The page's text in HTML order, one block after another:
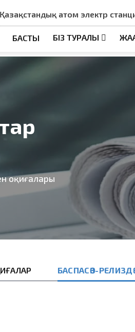
Қазақстандық атом электр
БАСТЫ БІЗ ТУРАЛЫ
оқиғалары
БАСПАСӨЗ-